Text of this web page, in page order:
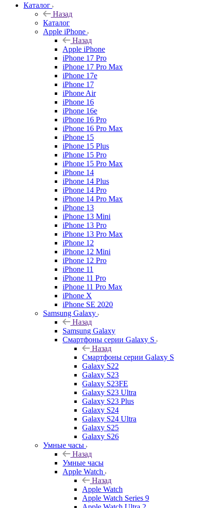
Каталог
Назад
Каталог
Apple iPhone
Назад
Apple iPhone
iPhone 17 Pro
iPhone 17 Pro Max
iPhone 17e
iPhone 17
iPhone Air
iPhone 16
iPhone 16e
iPhone 16 Pro
iPhone 16 Pro Max
iPhone 15
iPhone 15 Plus
iPhone 15 Pro
iPhone 15 Pro Max
iPhone 14
iPhone 14 Plus
iPhone 14 Pro
iPhone 14 Pro Max
iPhone 13
iPhone 13 Mini
iPhone 13 Pro
iPhone 13 Pro Max
iPhone 12
iPhone 12 Mini
iPhone 12 Pro
iPhone 11
iPhone 11 Pro
iPhone 11 Pro Max
iPhone X
iPhone SE 2020
Samsung Galaxy
Назад
Samsung Galaxy
Смартфоны серии Galaxy S
Назад
Смартфоны серии Galaxy S
Galaxy S22
Galaxy S23
Galaxy S23FE
Galaxy S23 Ultra
Galaxy S23 Plus
Galaxy S24
Galaxy S24 Ultra
Galaxy S25
Galaxy S26
Умные часы
Назад
Умные часы
Apple Watch
Назад
Apple Watch
Apple Watch Series 9